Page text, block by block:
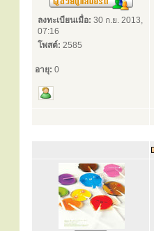
ลงทะเบียนเมื่อ: 30 ก.ย. 2013,
07:16
โพสต์: 2585
อายุ: 0